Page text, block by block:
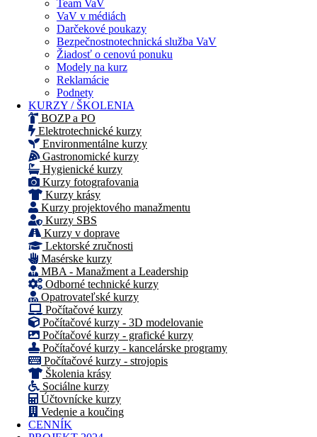
Team VaV
VaV v médiách
Darčekové poukazy
Bezpečnostnotechnická služba VaV
Žiadosť o cenovú ponuku
Modely na kurz
Reklamácie
Podnety
KURZY / ŠKOLENIA
BOZP a PO
Elektrotechnické kurzy
Environmentálne kurzy
Gastronomické kurzy
Hygienické kurzy
Kurzy fotografovania
Kurzy krásy
Kurzy projektového manažmentu
Kurzy SBS
Kurzy v doprave
Lektorské zručnosti
Masérske kurzy
MBA - Manažment a Leadership
Odborné technické kurzy
Opatrovateľské kurzy
Počítačové kurzy
Počítačové kurzy - 3D modelovanie
Počítačové kurzy - grafické kurzy
Počítačové kurzy - kancelárske programy
Počítačové kurzy - strojopis
Školenia krásy
Sociálne kurzy
Účtovnícke kurzy
Vedenie a koučing
CENNÍK